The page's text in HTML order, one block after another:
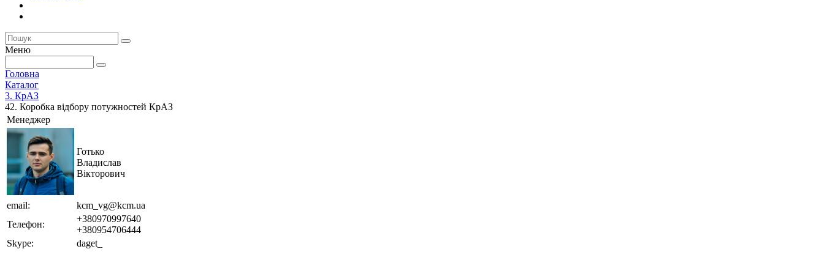
Меню
Головна
Каталог
3. КрАЗ
42. Коробка відбору потужностей КрАЗ
Менеджер
Готько
Владислав
Вікторович
email:
kcm_vg@kcm.ua
Телефон:
+380970997640
+380954706444
Skype:
daget_